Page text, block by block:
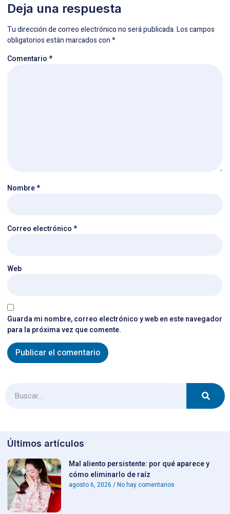
Deja una respuesta
Tu dirección de correo electrónico no será publicada.Los campos
obligatorios están marcados con*
Comentario*
Nombre*
Correo electrónico*
Web
Guarda mi nombre, correo electrónico y web en este navegador
para la próxima vez que comente.
Últimos artículos
Mal aliento persistente: por qué aparece y
cómo eliminarlo de raíz
agosto 6, 2026 No hay comentarios